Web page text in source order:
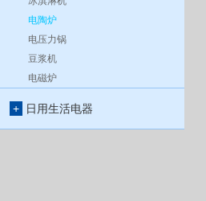
电陶炉
电压力锅
豆浆机
电磁炉
+ 日用生活电器